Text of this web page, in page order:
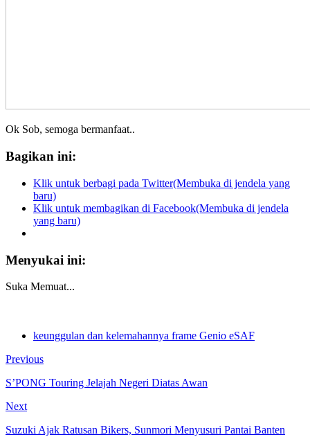
Ok Sob, semoga bermanfaat..
Bagikan ini:
Klik untuk berbagi pada Twitter(Membuka di jendela yang
baru)
Klik untuk membagikan di Facebook(Membuka di jendela
yang baru)
Menyukai ini:
Suka Memuat...
keunggulan dan kelemahannya frame Genio eSAF
Previous
S’PONG Touring Jelajah Negeri Diatas Awan
Next
Suzuki Ajak Ratusan Bikers, Sunmori Menyusuri Pantai Banten